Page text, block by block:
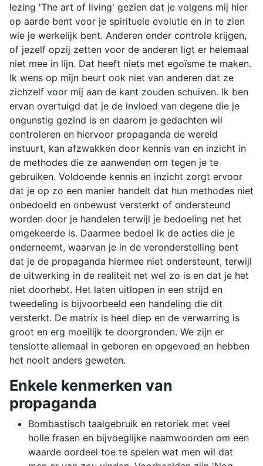
lezing 'The art of living' gezien dat je volgens mij hier
op aarde bent voor je spirituele evolutie en in te zien
wie je werkelijk bent. Anderen onder controle krijgen,
of jezelf opzij zetten voor de anderen ligt er helemaal
niet mee in lijn. Dat heeft niets met egoïsme te maken.
Ik wens op mijn beurt ook niet van anderen dat ze
zichzelf voor mij aan de kant zouden schuiven. Ik ben
ervan overtuigd dat je de invloed van degene die je
ongunstig gezind is en daarom je gedachten wil
controleren en hiervoor propaganda de wereld
instuurt, kan afzwakken door kennis van en inzicht in
de methodes die ze aanwenden om tegen je te
gebruiken. Voldoende kennis en inzicht zorgt ervoor
dat je op zo een manier handelt dat hun methodes niet
onbedoeld en onbewust versterkt of ondersteund
worden door je handelen terwijl je bedoeling net het
omgekeerde is. Daarmee bedoel ik de acties die je
onderneemt, waarvan je in de veronderstelling bent
dat je de propaganda hiermee niet ondersteunt, terwijl
de uitwerking in de realiteit net wel zo is en dat je het
niet doorhebt. Het laten uitlopen in een strijd en
tweedeling is bijvoorbeeld een handeling die dit
versterkt. De matrix is heel diep en de verwarring is
groot en erg moeilijk te doorgronden. We zijn er
tenslotte allemaal in geboren en opgevoed en hebben
het nooit anders geweten.
Enkele kenmerken van
propaganda
Bombastisch taalgebruik en retoriek met veel
holle frasen en bijvoeglijke naamwoorden om een
waarde oordeel toe te spelen wat men wil dat